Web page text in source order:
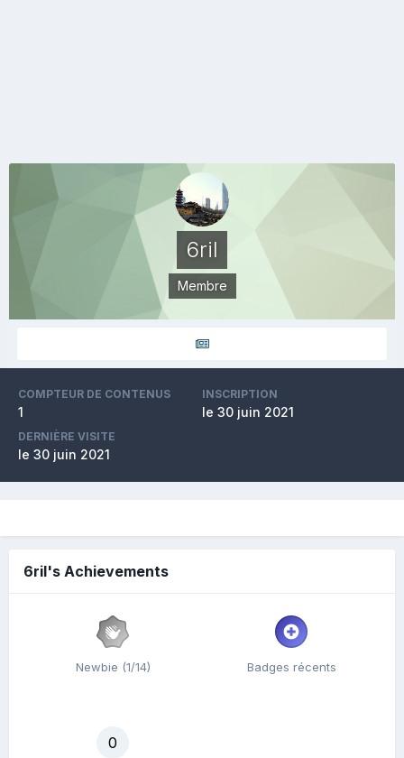
6ril
Membre
COMPTEUR DE CONTENUS
1
INSCRIPTION
le 30 juin 2021
DERNIÈRE VISITE
le 30 juin 2021
6ril's Achievements
Newbie (1/14) Badges récents
0